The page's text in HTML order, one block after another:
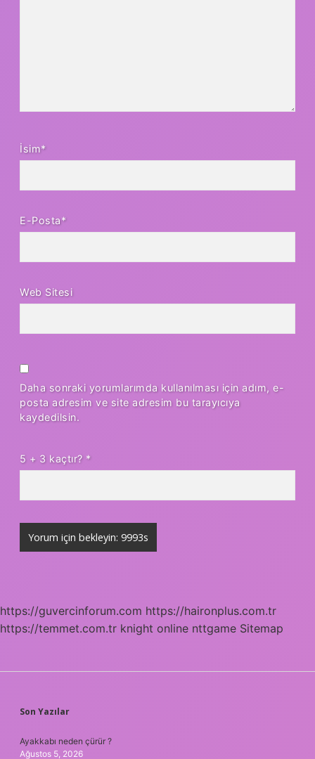
İsim*
E-Posta*
Web Sitesi
Daha sonraki yorumlarımda kullanılması için adım, e-
posta adresim ve site adresim bu tarayıcıya
kaydedilsin.
5 + 3 kaçtır? *
https://guvercinforum.com https://haironplus.com.tr
https://temmet.com.tr knight online nttgame Sitemap
SIDEBAR
Son Yazılar
Ayakkabı neden çürür ?
Ağustos 5, 2026